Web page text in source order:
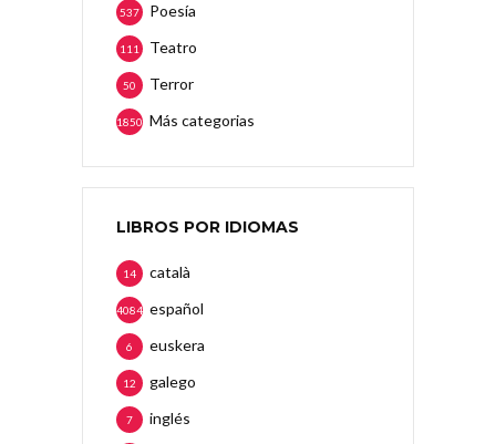
Poesía
537
Teatro
111
Terror
50
Más categorias
1850
LIBROS POR IDIOMAS
català
14
español
4084
euskera
6
galego
12
inglés
7